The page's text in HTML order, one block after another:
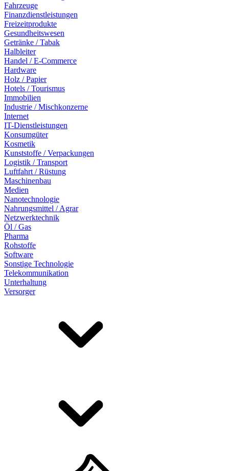
Fahrzeuge
Finanzdienstleistungen
Freizeitprodukte
Gesundheitswesen
Getränke / Tabak
Halbleiter
Handel / E-Commerce
Hardware
Holz / Papier
Hotels / Tourismus
Immobilien
Industrie / Mischkonzerne
Internet
IT-Dienstleistungen
Konsumgüter
Kosmetik
Kunststoffe / Verpackungen
Logistik / Transport
Luftfahrt / Rüstung
Maschinenbau
Medien
Nanotechnologie
Nahrungsmittel / Agrar
Netzwerktechnik
Öl / Gas
Pharma
Rohstoffe
Software
Sonstige Technologie
Telekommunikation
Unterhaltung
Versorger